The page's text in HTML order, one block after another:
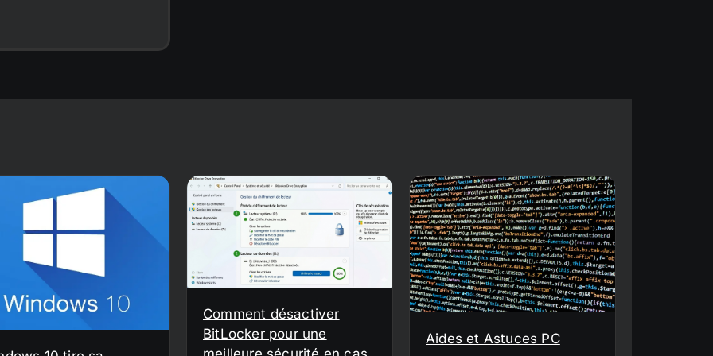
Comment désactiver
BitLocker pour une
Aides et Astuces PC